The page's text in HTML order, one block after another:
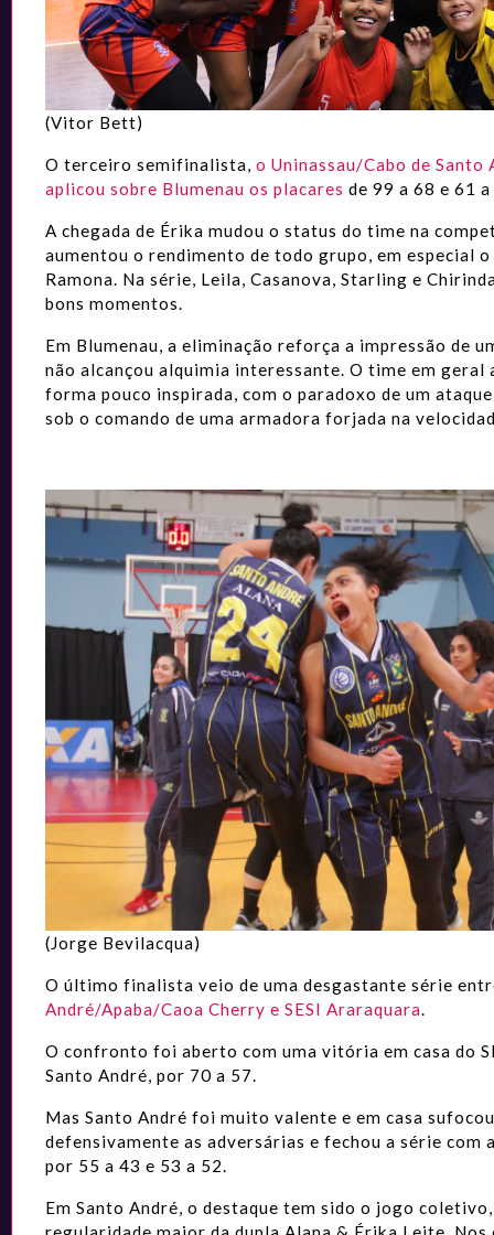
(Vitor Bett)
O terceiro semifinalista,o Uninassau/Cabo de Santo
aplicou sobre Blumenau os placares de 99 a 68 e 61
A chegada de Érika mudou o status do time na
aumentou o rendimento de todo grupo, em especial
Ramona. Na série, Leila, Casanova, Starling e
bons momentos.
Em Blumenau, a eliminação reforça a impressão de
não alcançou alquimia interessante. O time em geral
forma pouco inspirada, com o paradoxo de um
sob o comando de uma armadora forjada na
(Jorge Bevilacqua)
O último finalista veio de uma desgastante série
André/Apaba/Caoa Cherry e SESI Araraquara.
O confronto foi aberto com uma vitória em casa do
Santo André, por 70 a 57.
Mas Santo André foi muito valente e em casa
defensivamente as adversárias e fechou a série com
por 55 a 43 e 53 a 52.
Em Santo André, o destaque tem sido o jogo